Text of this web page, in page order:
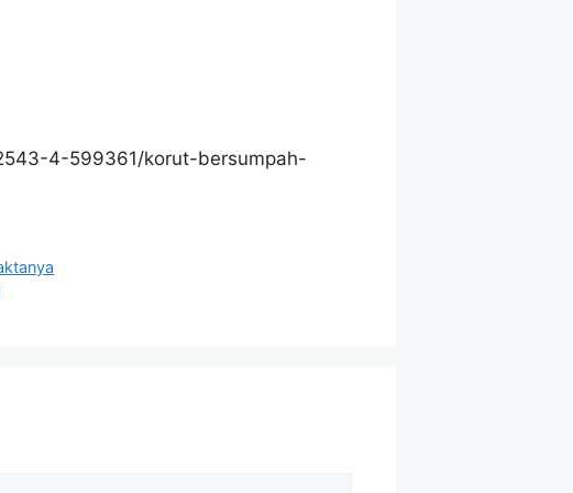
4-599361/korut-bersumpah-